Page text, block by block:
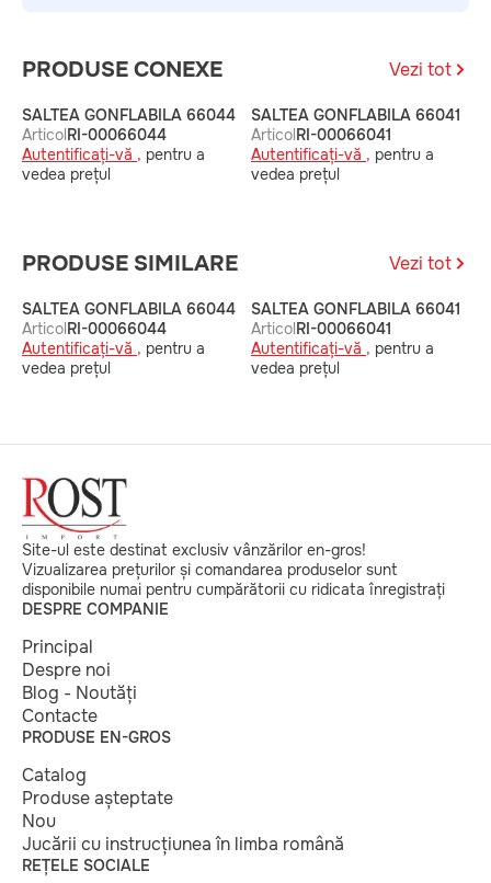
PRODUSE CONEXE Vezi tot
SALTEA GONFLABILA 66044
ArticolRI-00066044
Autentificați-vă , pentru a
vedea prețul
SALTEA GONFLABILA 66041
ArticolRI-00066041
Autentificați-vă , pentru a
vedea prețul
PRODUSE SIMILARE Vezi tot
SALTEA GONFLABILA 66044
ArticolRI-00066044
Autentificați-vă , pentru a
vedea prețul
SALTEA GONFLABILA 66041
ArticolRI-00066041
Autentificați-vă , pentru a
vedea prețul
Site-ul este destinat exclusiv vânzărilor en-gros!
Vizualizarea prețurilor și comandarea produselor sunt
disponibile numai pentru cumpărătorii cu ridicata înregistrați
DESPRE COMPANIE
Principal
Despre noi
Blog - Noutăți
Contacte
PRODUSE EN-GROS
Catalog
Produse așteptate
Nou
Jucării cu instrucțiunea în limba română
REȚELE SOCIALE